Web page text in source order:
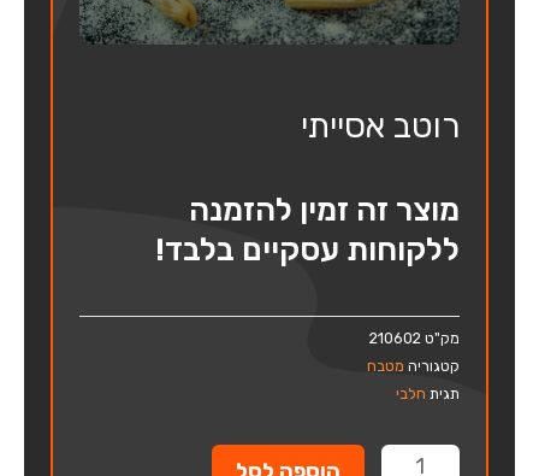
רוטב אסייתי
מוצר זה זמין להזמנה
ללקוחות עסקיים בלבד!
מק"ט 210602
קטגוריה מטבח
תגית חלבי
כמות
הוספה לסל